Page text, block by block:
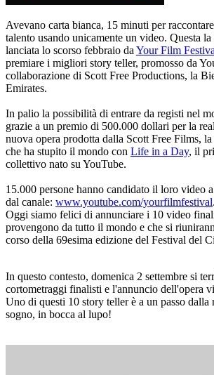
Avevano carta bianca, 15 minuti per
talento usando unicamente un video. Questa
lanciata lo scorso febbraio daYour Film
premiare i migliori story teller, promosso da
collaborazione di Scott Free Productions, la
Emirates.
In palio la possibilità di entrare da registi nel
grazie a un premio di 500.000 dollari per la
nuova opera prodotta dalla Scott Free Films,
che ha stupito il mondo con Life in a Day, il
collettivo nato su YouTube.
15.000 persone hanno candidato il loro video
dal canale: www.youtube.com/yourfilmfestival.
Oggi siamo felici di annunciare i 10 video
provengono da tutto il mondo e che si
corso della 69esima edizione del Festival del
In questo contesto, domenica 2 settembre si
cortometraggi finalisti e l'annuncio dell'opera
Uno di questi 10 story teller è a un passo dalla
sogno, in bocca al lupo!